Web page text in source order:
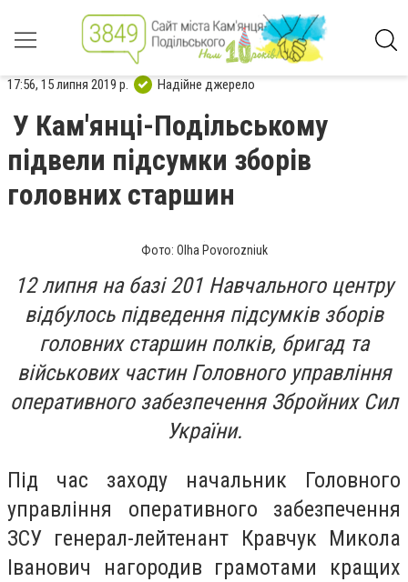
17:56, 15 липня 2019 р. Надійне джерело
У Кам'янці-Подільському
підвели підсумки зборів
головних старшин
Фото: Olha Povorozniuk
12 липня на базі 201 Навчального центру
відбулось підведення підсумків зборів
головних старшин полків, бригад та
військових частин Головного управління
оперативного забезпечення Збройних Сил
України.
Під час заходу начальник Головного
управління оперативного забезпечення
ЗСУ генерал-лейтенант Кравчук Микола
Іванович нагородив грамотами кращих